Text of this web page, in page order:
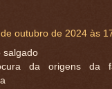
outubro de 2024 às
salgado
da origens da